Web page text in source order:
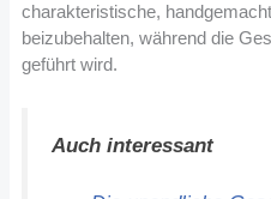
charakteristische,
beizubehalten, während die
geführt wird.
Auch interessant